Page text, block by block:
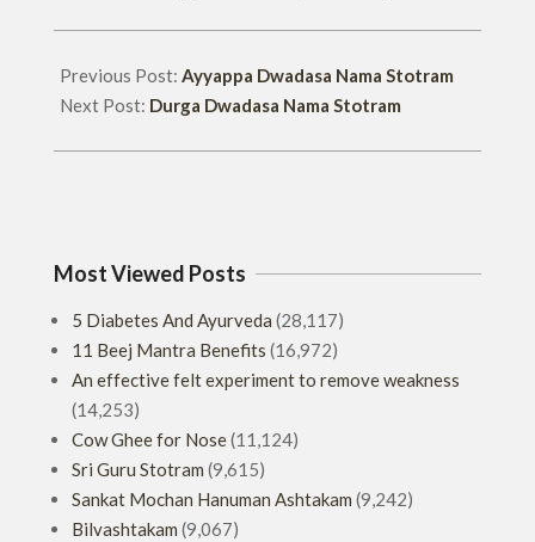
Previous Post: Ayyappa Dwadasa Nama Stotram
Next Post: Durga Dwadasa Nama Stotram
Most Viewed Posts
5 Diabetes And Ayurveda (28,117)
11 Beej Mantra Benefits (16,972)
An effective felt experiment to remove weakness
(14,253)
Cow Ghee for Nose(11,124)
Sri Guru Stotram (9,615)
Sankat Mochan Hanuman Ashtakam (9,242)
Bilvashtakam (9,067)